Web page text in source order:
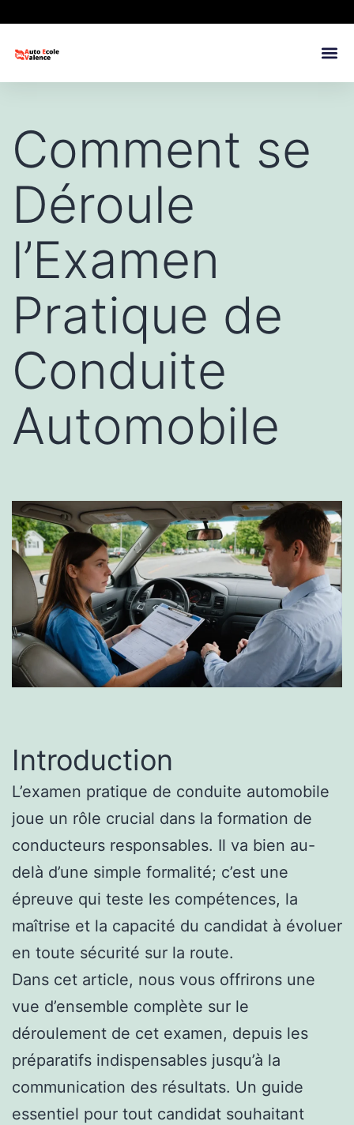
Comment se
Déroule
l’Examen
Pratique de
Conduite
Automobile
Introduction
L’examen pratique de conduite automobile
joue un rôle crucial dans la formation de
conducteurs responsables. Il va bien au-
delà d’une simple formalité; c’est une
épreuve qui teste les compétences, la
maîtrise et la capacité du candidat à évoluer
en toute sécurité sur la route.
Dans cet article, nous vous offrirons une
vue d’ensemble complète sur le
déroulement de cet examen, depuis les
préparatifs indispensables jusqu’à la
communication des résultats. Un guide
essentiel pour tout candidat souhaitant